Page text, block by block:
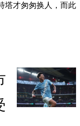
塔才匆匆换人，而此